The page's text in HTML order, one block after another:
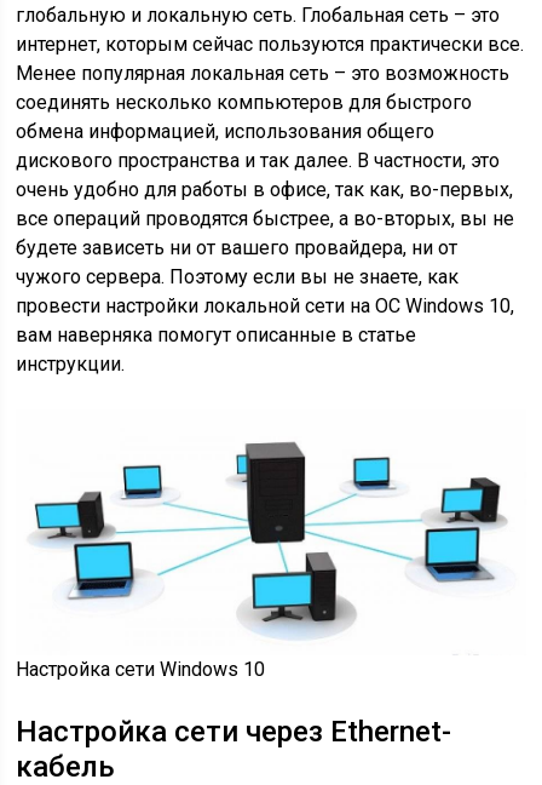
глобальную и локальную сеть. Глобальная сеть – это
интернет, которым сейчас пользуются практически все.
Менее популярная локальная сеть – это возможность
соединять несколько компьютеров для быстрого
обмена информацией, использования общего
дискового пространства и так далее. В частности, это
очень удобно для работы в офисе, так как, во-первых,
все операций проводятся быстрее, а во-вторых, вы не
будете зависеть ни от вашего провайдера, ни от
чужого сервера. Поэтому если вы не знаете, как
провести настройки локальной сети на ОС Windows 10,
вам наверняка помогут описанные в статье
инструкции.
Настройка сети Windows 10
Настройка сети через Ethernet-
кабель